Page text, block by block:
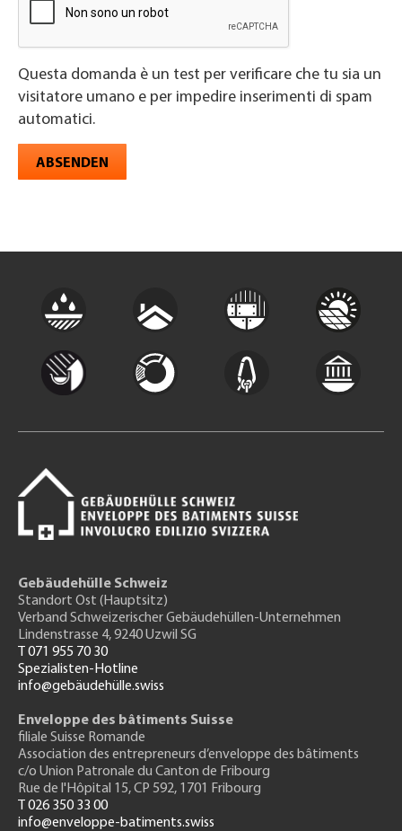
Questa domanda è un test per verificare che tu sia un
visitatore umano e per impedire inserimenti di spam
automatici.
ABSENDEN
Gebäudehülle Schweiz
Standort Ost (Hauptsitz)
Verband Schweizerischer Gebäudehüllen-Unternehmen
Lindenstrasse 4, 9240 Uzwil SG
T 071 955 70 30
Spezialisten-Hotline
info@gebäudehülle.swiss
Enveloppe des bâtiments Suisse
filiale Suisse Romande
Association des entrepreneurs d’enveloppe des bâtiments
c/o Union Patronale du Canton de Fribourg
Rue de l'Hôpital 15, CP 592, 1701 Fribourg
T 026 350 33 00
info@enveloppe-batiments.swiss